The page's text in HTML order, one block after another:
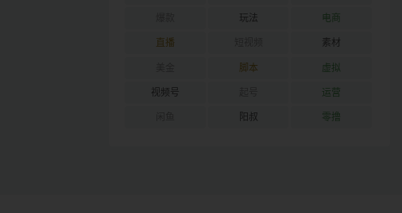
玩法 电商
直播 素材
脚本 虚拟
视频号 运营
阳叔 零撸